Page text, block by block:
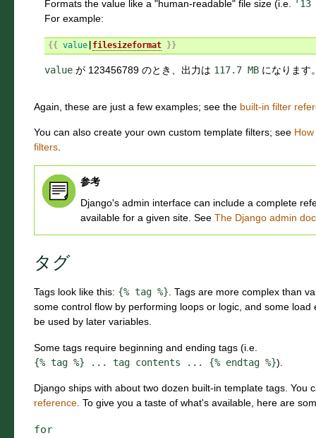
Formats the value like a "human-readable" file size (i.e. '13
For example:
{{ value| filesizeformat }}
value が 123456789 のとき、出力は 117.7 MB になります
Again, these are just a few examples; see the built-in filter
You can also create your own custom template filters; see
filters
参考
Django's admin interface can include a complete
available for a given site. See The Django admin
タグ
Tags look like this: {% tag %} . Tags are more complex than
some control flow by performing loops or logic, and some
be used by later variables.
Some tags require beginning and ending tags (i.e.
{% tag %} ... tag contents ... {% endtag %}).
Django ships with about two dozen built-in template tags. You
reference . To give you a taste of what's available, here are
for